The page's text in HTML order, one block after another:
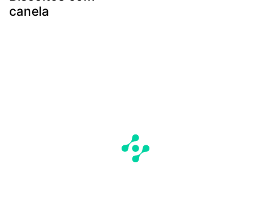
canela